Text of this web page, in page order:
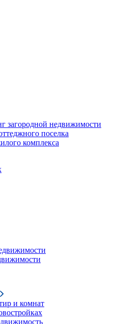
загородной недвижимости
поселка
комплекса
и комнат